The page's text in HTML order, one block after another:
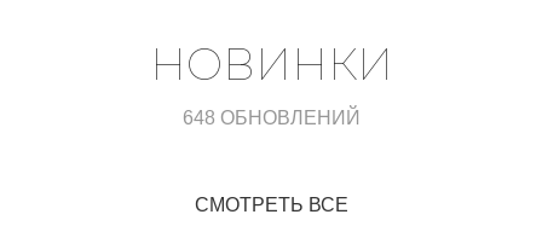
НОВИНКИ
648 ОБНОВЛЕНИЙ
СМОТРЕТЬ ВСЕ